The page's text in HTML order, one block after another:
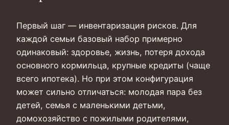
Первый шаг — инвентаризация рисков. Для
каждой семьи базовый набор примерно
одинаковый: здоровье, жизнь, потеря дохода
основного кормильца, крупные кредиты (чаще
всего ипотека). Но при этом конфигурация
может сильно отличаться: молодая пара без
детей, семья с маленькими детьми,
домохозяйство с пожилыми родителями,